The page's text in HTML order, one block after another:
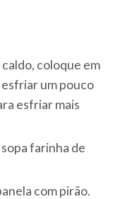
coloque em
esfriar um pouco
esfriar mais
farinha de
com pirão.